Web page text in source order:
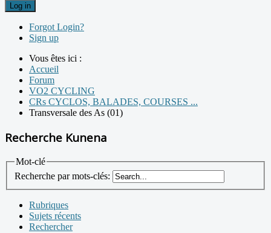
Log in
Forgot Login?
Sign up
Vous êtes ici :
Accueil
Forum
VO2 CYCLING
CRs CYCLOS, BALADES, COURSES ...
Transversale des As (01)
Recherche Kunena
Mot-clé
Recherche par mots-clés:
Rubriques
Sujets récents
Rechercher